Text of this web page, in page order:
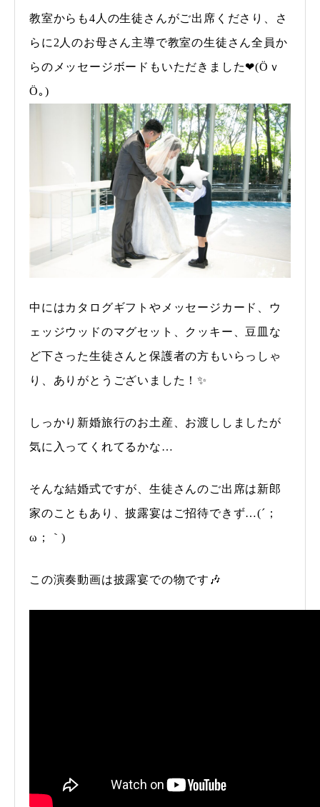
教室からも4人の生徒さんがご出席くださり、さ
らに2人のお母さん主導で教室の生徒さん全員か
らのメッセージボードもいただきました❤(Ӧｖ
Ӧ｡)
中にはカタログギフトやメッセージカード、ウ
ェッジウッドのマグセット、クッキー、豆皿な
ど下さった生徒さんと保護者の方もいらっしゃ
り、ありがとうございました！✨
しっかり新婚旅行のお土産、お渡ししましたが
気に入ってくれてるかな…
そんな結婚式ですが、生徒さんのご出席は新郎
家のこともあり、披露宴はご招待できず…(´；
ω；｀)
この演奏動画は披露宴での物です🎶